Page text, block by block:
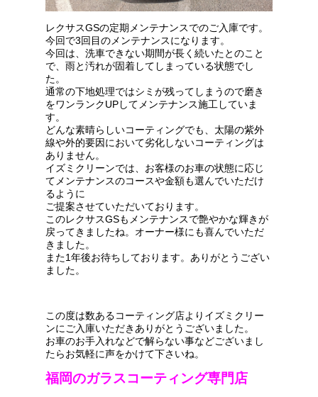
レクサスGSの定期メンテナンスでのご入庫です。
今回で3回目のメンテナンスになります。
今回は、洗車できない期間が長く続いたとのこと
で、雨と汚れが固着してしまっている状態でし
た。
通常の下地処理ではシミが残ってしまうので磨き
をワンランクUPしてメンテナンス施工していま
す。
どんな素晴らしいコーティングでも、太陽の紫外
線や外的要因において劣化しないコーティングは
ありません。
イズミクリーンでは、お客様のお車の状態に応じ
てメンテナンスのコースや金額も選んでいただけ
るように
ご提案させていただいております。
このレクサスGSもメンテナンスで艶やかな輝きが
戻ってきましたね。オーナー様にも喜んでいただ
きました。
また1年後お待ちしております。ありがとうござい
ました。
この度は数あるコーティング店よりイズミクリー
ンにご入庫いただきありがとうございました。
お車のお手入れなどで解らない事などございまし
たらお気軽に声をかけて下さいね。
福岡のガラスコーティング専門店